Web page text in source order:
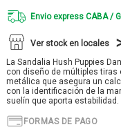
Envio express CABA /
Ver stock en locales
La Sandalia Hush Puppies
con diseño de múltiples
metálica que asegura un
con la identificación de la
suelín que aporta
FORMAS DE PAGO